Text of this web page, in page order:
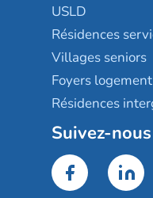
USLD
Résidences
Villages seniors
Foyers
Résidences
Suivez-nous